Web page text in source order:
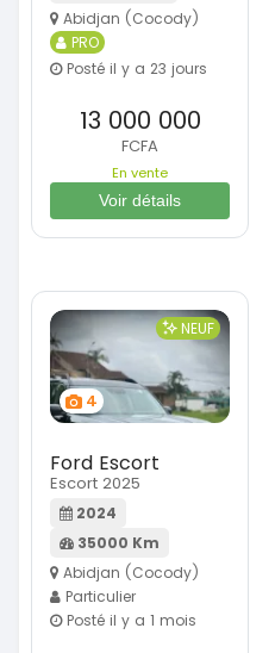
Abidjan (Cocody)
PRO
Posté il y a 23 jours
13 000 000
FCFA
En vente
Voir détails
4
NEUF
Ford Escort
Escort 2025
2024
35000 Km
Abidjan (Cocody)
Particulier
Posté il y a 1 mois